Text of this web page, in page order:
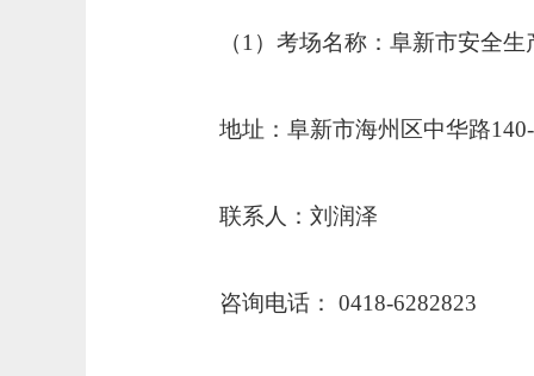
（1 ）考场名称：阜新市安全生
地址：阜新市海州区中华路
联系人：刘润泽
咨询电话： 0418-6282823